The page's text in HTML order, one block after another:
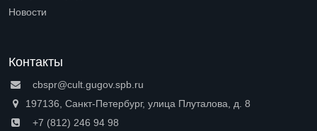
Новости
Контакты
cbspr@cult.gugov.spb.ru
197136, Санкт-Петербург, улица Плуталова, д. 8
+7 (812) 246 94 98